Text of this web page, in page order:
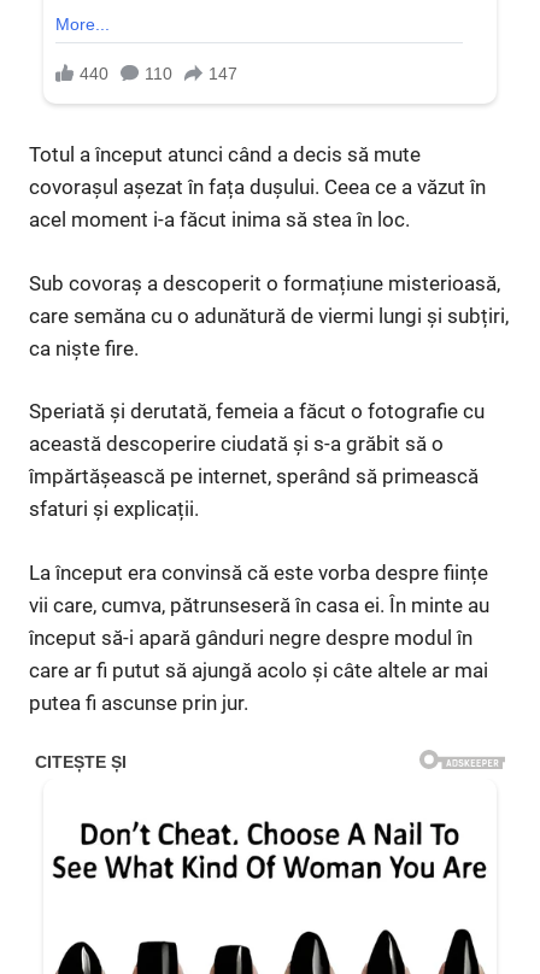
Totul a început atunci când a decis să mute
covorașul așezat în fața dușului. Ceea ce a văzut în
acel moment i-a făcut inima să stea în loc.
Sub covoraș a descoperit o formațiune misterioasă,
care semăna cu o adunătură de viermi lungi și subțiri,
ca niște fire.
Speriată și derutată, femeia a făcut o fotografie cu
această descoperire ciudată și s-a grăbit să o
împărtășească pe internet, sperând să primească
sfaturi și explicații.
La început era convinsă că este vorba despre ființe
vii care, cumva, pătrunseseră în casa ei. În minte au
început să-i apară gânduri negre despre modul în
care ar fi putut să ajungă acolo și câte altele ar mai
putea fi ascunse prin jur.